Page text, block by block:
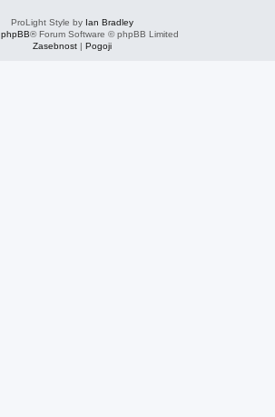
ProLight Style by Ian Bradley
phpBB® Forum Software © phpBB Limited
Zasebnost| Pogoji